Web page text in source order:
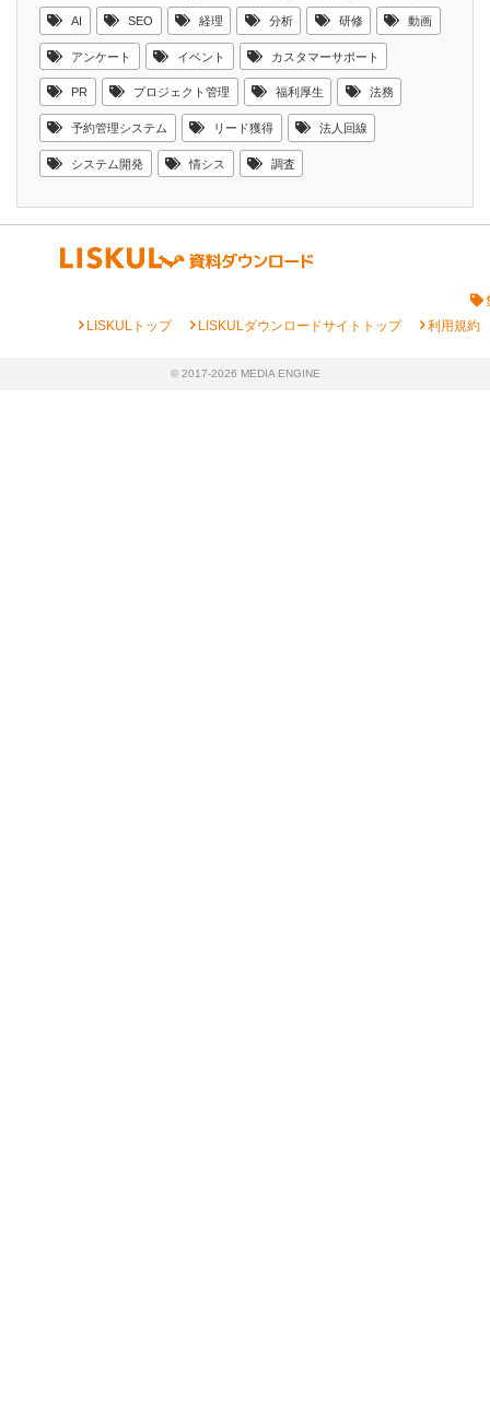
AI SEO 経理 分析 研修 動画
アンケート イベント カスタマーサポート
PR プロジェクト管理 福利厚生 法務
予約管理システム リード獲得 法人回線
システム開発 情シス 調査
chevron_rightLISKULトップ chevron_rightLISKULダウンロードサイトトップ chevron_right利用規約
© 2017-2026 MEDIA ENGINE